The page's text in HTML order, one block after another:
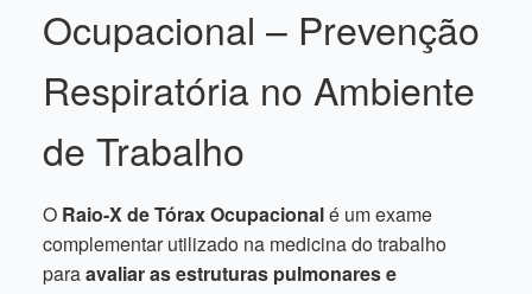
Ocupacional – Prevenção
Respiratória no Ambiente
de Trabalho
O Raio-X de Tórax Ocupacionalé um exame
complementar utilizado na medicina do trabalho
paraavaliar as estruturas pulmonares e